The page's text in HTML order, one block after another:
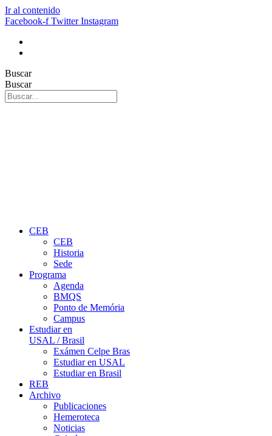
Ir al contenido
Facebook-f Twitter Instagram
Buscar
Buscar
CEB
CEB
Historia
Sede
Programa
Agenda
BMQS
Ponto de Memória
Campus
Estudiar en
USAL / Brasil
Exámen Celpe Bras
Estudiar en USAL
Estudiar en Brasil
REB
Archivo
Publicaciones
Hemeroteca
Noticias